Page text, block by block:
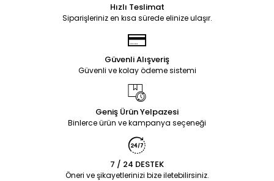
Hızlı Teslimat
Siparişleriniz en kısa sürede elinize ulaşır.
Güvenli Alışveriş
Güvenli ve kolay ödeme sistemi
Geniş Ürün Yelpazesi
Binlerce ürün ve kampanya seçeneği
7 / 24 DESTEK
Öneri ve şikayetlerinizi bize iletebilirsiniz.